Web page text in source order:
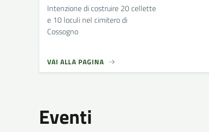
Intenzione di costruire 20 cellette
e 10 loculi nel cimitero di
Cossogno
VAI ALLA PAGINA
Eventi